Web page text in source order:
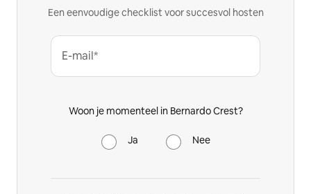
Een eenvoudige checklist voor succesvol hosten
E-mail*
Woon je momenteel in Bernardo Crest?
Ja Nee